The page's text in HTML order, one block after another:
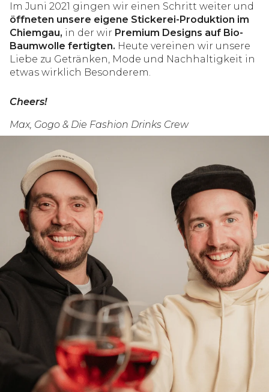
Im Juni 2021 gingen wir einen Schritt weiter und
öffneten unsere eigene Stickerei-Produktion im
Chiemgau, in der wir Premium Designs auf Bio-
Baumwolle fertigten. Heute vereinen wir unsere
Liebe zu Getränken, Mode und Nachhaltigkeit in
etwas wirklich Besonderem.
Cheers!
Max, Gogo & Die Fashion Drinks Crew